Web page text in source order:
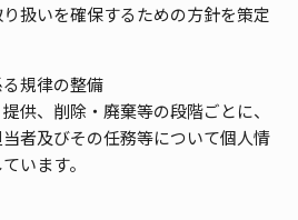
扱いを確保するための方針を策定
規律の整備
供、削除・廃棄等の段階ごとに、
者及びその任務等について個人情
います。